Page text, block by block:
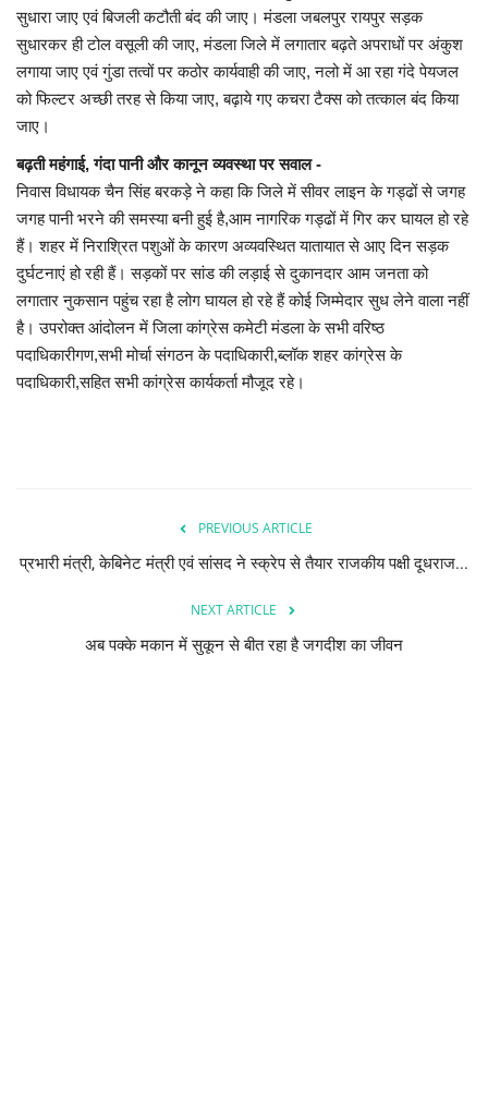
सुधारा जाए एवं बिजली कटौती बंद की जाए। मंडला जबलपुर रायपुर सड़क
सुधारकर ही टोल वसूली की जाए, मंडला जिले में लगातार बढ़ते अपराधों पर अंकुश
लगाया जाए एवं गुंडा तत्वों पर कठोर कार्यवाही की जाए, नलो में आ रहा गंदे पेयजल
को फिल्टर अच्छी तरह से किया जाए, बढ़ाये गए कचरा टैक्स को तत्काल बंद किया
जाए।
बढ़ती महंगाई, गंदा पानी और कानून व्यवस्था पर सवाल -
निवास विधायक चैन सिंह बरकड़े ने कहा कि जिले में सीवर लाइन के गड्ढों से जगह
जगह पानी भरने की समस्या बनी हुई है,आम नागरिक गड्ढों में गिर कर घायल हो रहे
हैं। शहर में निराश्रित पशुओं के कारण अव्यवस्थित यातायात से आए दिन सड़क
दुर्घटनाएं हो रही हैं। सड़कों पर सांड की लड़ाई से दुकानदार आम जनता को
लगातार नुकसान पहुंच रहा है लोग घायल हो रहे हैं कोई जिम्मेदार सुध लेने वाला नहीं
है। उपरोक्त आंदोलन में जिला कांग्रेस कमेटी मंडला के सभी वरिष्ठ
पदाधिकारीगण,सभी मोर्चा संगठन के पदाधिकारी,ब्लॉक शहर कांग्रेस के
पदाधिकारी,सहित सभी कांग्रेस कार्यकर्ता मौजूद रहे।
PREVIOUS ARTICLE
प्रभारी मंत्री, केबिनेट मंत्री एवं सांसद ने स्क्रेप से तैयार राजकीय पक्षी दूधराज...
NEXT ARTICLE
अब पक्के मकान में सुकून से बीत रहा है जगदीश का जीवन